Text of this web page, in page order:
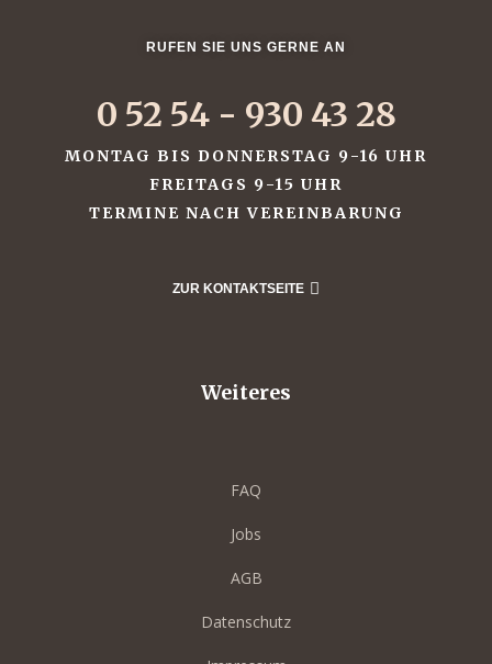
RUFEN SIE UNS GERNE AN
MONTAG BIS DONNERSTAG 9-16 UHR
FREITAGS 9-15 UHR
TERMINE NACH VEREINBARUNG
0 52 54 - 930 43 28
ZUR KONTAKTSEITE
Weiteres
FAQ
Jobs
AGB
Datenschutz